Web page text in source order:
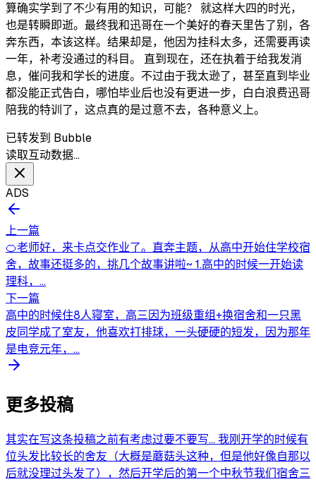
算确实学到了不少有用的知识，可能？ 就这样大四的时光，
也是转瞬即逝。最终我和迅哥在一个美好的春天里告了别，各
奔东西，本该这样。结果却是，他因为挂科太多，还需要再读
一年，补考没通过的科目。 直到现在，还在执着于给我发消
息，催问我和学长的进度。不过由于我太逊了，甚至直到毕业
都没能正式告白，哪怕毕业后也没有更进一步，白白浪费迅哥
陪我的特训了，这点真的是过意不去，各种意义上。
已转发到 Bubble
读取互动数据…
ADS
上一篇
🍊老师好，来卡点交作业了。直奔主题，从高中开始住学校宿
舍，故事还挺多的，挑几个故事讲啦~ 1.高中的时候一开始读
理科，...
下一篇
高中的时候住8人寝室，高三因为班级重组+换宿舍和一只黑
皮同学成了室友，他喜欢打排球，一头硬硬的短发，因为那年
是电竞元年，...
更多投稿
其实在写这条投稿之前有考虑过要不要写... 我刚开学的时候有
位头发比较长的舍友（大概是蘑菇头这种，但是他好像自那以
后就没理过头发了），然后开学后的第一个中秋节我们宿舍三